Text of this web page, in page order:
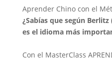
Aprender Chino con el
¿Sabías que según
es el idioma más
Con el MasterClass